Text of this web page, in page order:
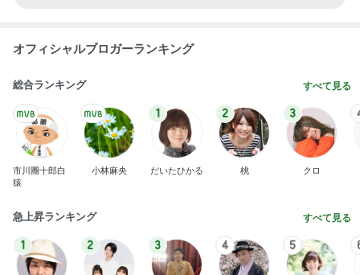
オフィシャルブロガーランキング
総合ランキング すべて見る
市川團十郎白
猿
小林麻央
1
だいたひかる
2
桃
3
クロ
急上昇ランキング すべて見る
1 2 3 4 5